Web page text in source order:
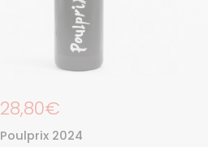
Prix régulier
28,80€
Poulprix 2024